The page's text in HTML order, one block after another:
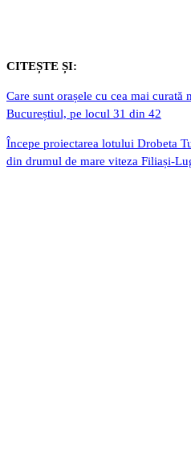
CITEȘTE ȘI:
Care sunt orașele cu cea mai curată
Bucureștiul, pe locul 31 din 42
Începe proiectarea lotului Drobeta
din drumul de mare viteza Filiași-